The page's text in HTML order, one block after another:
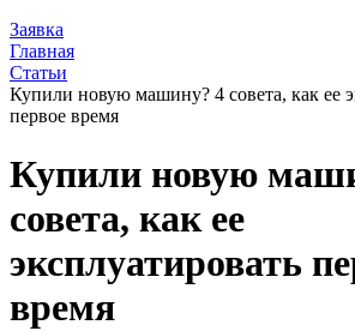
Заявка
Главная
Статьи
Купили новую машину? 4 совета, как ее
первое время
Купили новую
совета, как ее
эксплуатировать
время